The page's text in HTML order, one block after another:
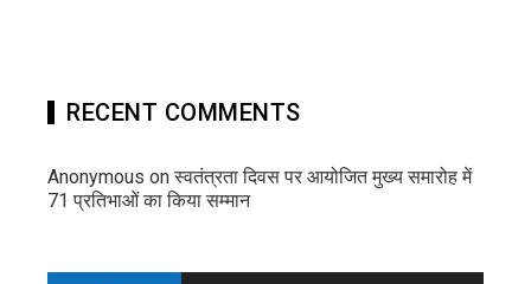
RECENT COMMENTS
Anonymous onस्वतंत्रता दिवस पर आयोजित मुख्य समारोह में
71 प्रतिभाओं का किया सम्मान